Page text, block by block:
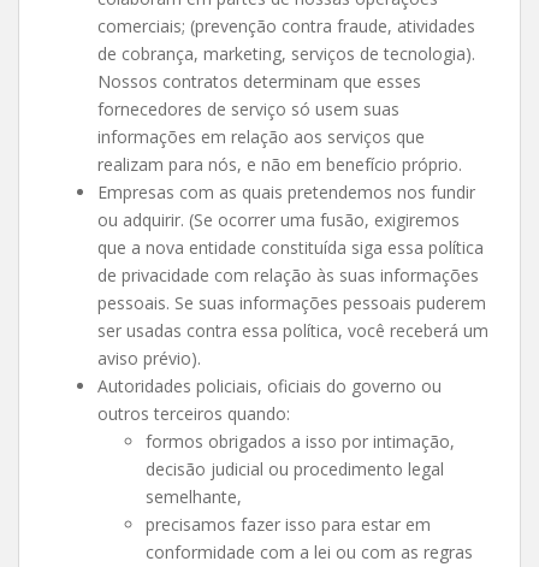
comerciais; (prevenção contra fraude, atividades
de cobrança, marketing, serviços de tecnologia).
Nossos contratos determinam que esses
fornecedores de serviço só usem suas
informações em relação aos serviços que
realizam para nós, e não em benefício próprio.
Empresas com as quais pretendemos nos fundir
ou adquirir. (Se ocorrer uma fusão, exigiremos
que a nova entidade constituída siga essa política
de privacidade com relação às suas informações
pessoais. Se suas informações pessoais puderem
ser usadas contra essa política, você receberá um
aviso prévio).
Autoridades policiais, oficiais do governo ou
outros terceiros quando:
formos obrigados a isso por intimação,
decisão judicial ou procedimento legal
semelhante,
precisamos fazer isso para estar em
conformidade com a lei ou com as regras